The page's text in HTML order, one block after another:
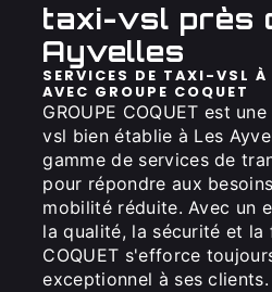
taxi-vsl près
Ayvelles
SERVICES DE TAXI-VSL À
AVEC GROUPE COQUET
GROUPE COQUET est
vsl bien établie à Les
gamme de services de
pour répondre aux
mobilité réduite. Avec un
la qualité, la sécurité et la
COQUET s'efforce
exceptionnel à ses clients.